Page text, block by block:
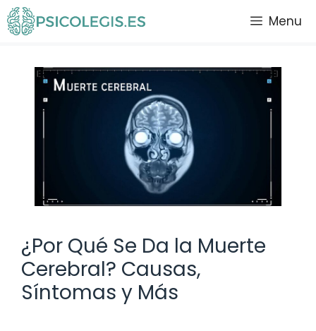
Saltar
al
Menu
¿Por Qué Se Da la Muerte
Cerebral? Causas,
Síntomas y Más